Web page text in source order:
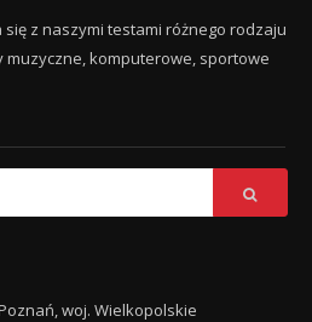
z naszymi testami różnego rodzaju
muzyczne, komputerowe, sportowe
woj. Wielkopolskie